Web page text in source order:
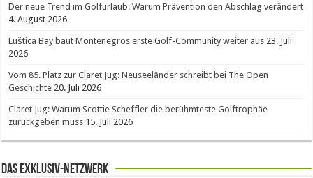
Der neue Trend im Golfurlaub: Warum Prävention den Abschlag verändert
4. August 2026
Luštica Bay baut Montenegros erste Golf-Community weiter aus 23. Juli
2026
Vom 85. Platz zur Claret Jug: Neuseeländer schreibt bei The Open
Geschichte 20. Juli 2026
Claret Jug: Warum Scottie Scheffler die berühmteste Golftrophäe
zurückgeben muss 15. Juli 2026
Das Exklusiv-Netzwerk